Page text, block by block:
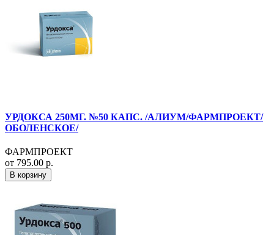
УРДОКСА 250МГ. №50 КАПС. /АЛИУМ/ФАРМПРОЕКТ/
ОБОЛЕНСКОЕ/
ФАРМПРОЕКТ
от 795.00 р.
В корзину